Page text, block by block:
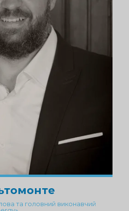
та головний виконавчий